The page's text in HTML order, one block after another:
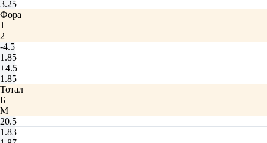
3.25
Фора
1
2
-4.5
1.85
+4.5
1.85
Тотал
Б
М
20.5
1.83